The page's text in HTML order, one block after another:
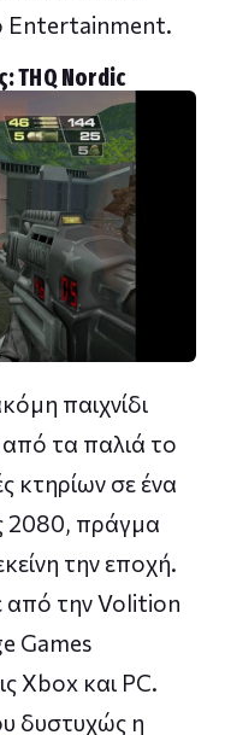
Entertainment.
THQ Nordic
παιχνίδι
τα παλιά το
κτηρίων σε ένα
2080, πράγμα
την εποχή.
από την Volition
Games
Xbox και PC.
δυστυχώς η